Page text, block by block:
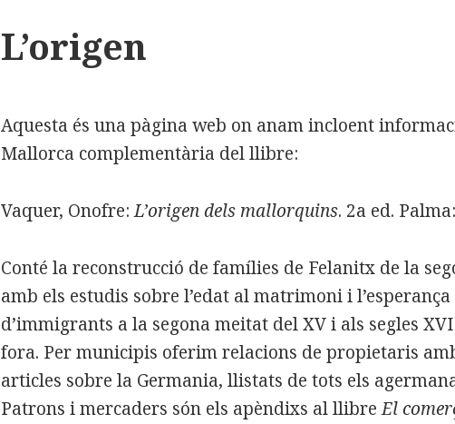
L’origen
Aquesta és una pàgina web on anam incloent
Mallorca complementària del llibre:
Vaquer, Onofre:L’origen dels mallorquins. 2a ed.
Conté la reconstrucció de famílies de Felanitx de la
amb els estudis sobre l’edat al matrimoni i
d’immigrants a la segona meitat del XV i als segles
fora. Per municipis oferim relacions de propietaris
articles sobre la Germania, llistats de tots els
Patrons i mercaders són els apèndixs al llibreEl